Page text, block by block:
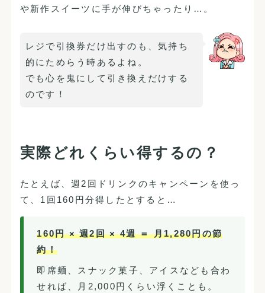
や新作スイーツに手が伸びちゃったり…。
レジで引換券だけ出すのも、気持ち
的にためらう時あるよね。
でも心を鬼にして引き換えだけする
のです！
実際どれくらい得するの？
たとえば、週2回ドリンクのキャンペーンを使っ
て、1回160円分得したとすると…
160円 × 週2回 × 4週 ＝ 月1,280円の節
約！
即席麺、スナック菓子、アイスなども合わ
せれば、月2,000円くらい浮くことも。